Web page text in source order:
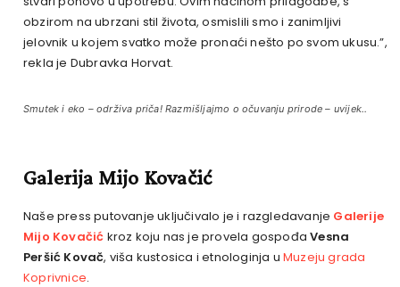
obzirom na ubrzani stil života, osmislili smo i zanimljivi
jelovnik u kojem svatko može pronaći nešto po svom ukusu.”,
rekla je Dubravka Horvat.
Smutek i eko – održiva priča! Razmišljajmo o očuvanju prirode – uvijek..
Galerija Mijo Kovačić
Naše press putovanje uključivalo je i razgledavanje Galerije
Mijo Kovačić kroz koju nas je provela gospođaVesna
Peršić Kovač, viša kustosica i etnologinja uMuzeju grada
Koprivnice.